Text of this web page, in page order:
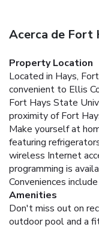
Acerca de Fort
Property Location
Located in Hays,
convenient to Ellis
Fort Hays State
proximity of Fort
Make yourself at
featuring
wireless Internet
programming is
Conveniences
Amenities
Don't miss out on
outdoor pool and a